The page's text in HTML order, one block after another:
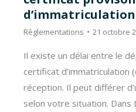
d’immatriculation
Règlementations 21 octobre
Il existe un délai entre le
certificat d’immatriculation
réception. Il peut différer
selon votre situation. Dans